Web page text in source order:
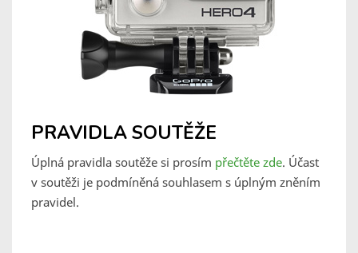
PRAVIDLA SOUTĚŽE
Úplná pravidla soutěže si prosím přečtěte zde. Účast
v soutěži je podmíněná souhlasem s úplným zněním
pravidel.